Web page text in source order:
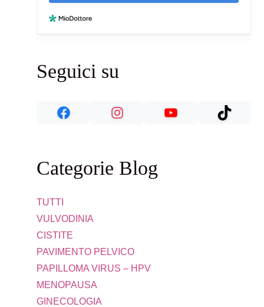
Seguici su
Categorie Blog
TUTTI
VULVODINIA
CISTITE
PAVIMENTO PELVICO
PAPILLOMA VIRUS – HPV
MENOPAUSA
GINECOLOGIA